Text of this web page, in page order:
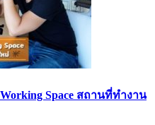
Space สถานที่ทำงาน